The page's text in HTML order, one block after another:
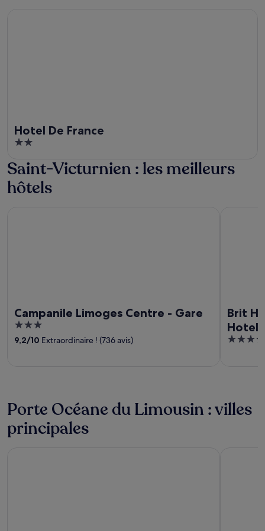
Hotel De France
2
of
5
Saint-Victurnien : les meilleurs
hôtels
Campanile Limoges Centre - Gare
3
out
9,2/10 Extraordinaire ! (736 avis)
Brit
Hotel
4
Porte Océane du Limousin : villes
principales